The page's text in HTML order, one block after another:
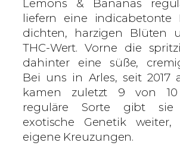
e
g
u
l
ä
r
e
S
a
Lemons & Bananas
liefern eine indicabetonte
dichten, harzigen Blüten
THC-Wert. Vorne die
dahinter eine süße,
Bei uns in Arles, seit 2017
kamen zuletzt 9 von
reguläre Sorte gibt
exotische Genetik
eigene Kreuzungen.